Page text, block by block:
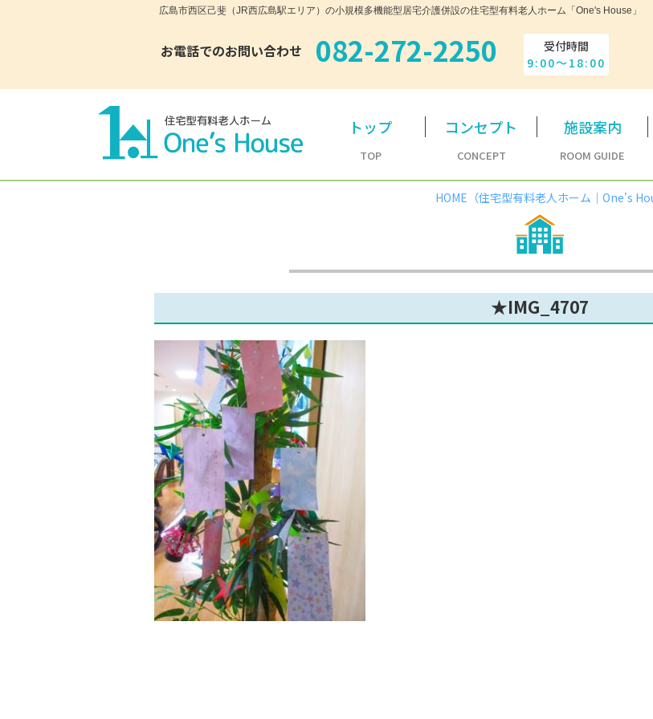
広島市西区己斐（JR西広島駅エリア）の小規模多機能型居宅介護併設の住宅型有料老人ホーム「One's House」
お電話でのお問い合わせ 082-272-2250
受付時間
9:00～18:00
トップ
TOP
コンセプト
CONCEPT
施設案内
ROOM GUIDE
HOME（住宅型有料老人ホーム｜One's
★IMG_4707